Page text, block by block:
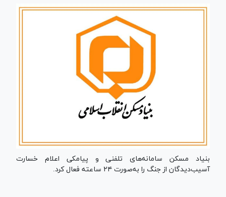
بنیاد مسکن سامانه‌های تلفنی و پیامکی اعلام خسارت
آسیب‌دیدگان از جنگ را به‌صورت ۲۴ ساعته فعال کرد.